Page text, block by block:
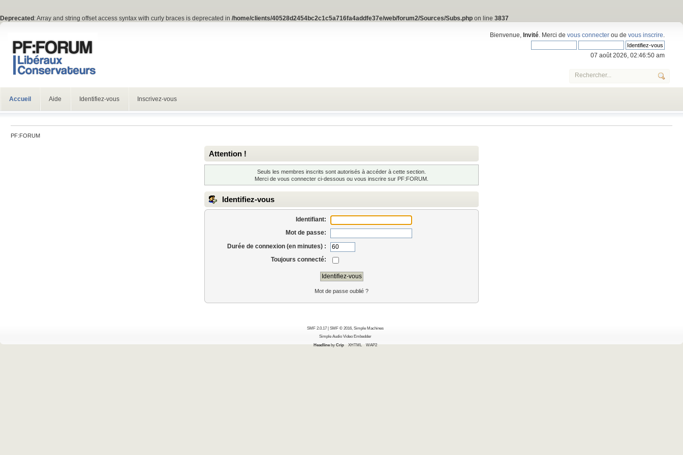
Deprecated : Array and string offset access syntax with curly braces is deprecated in /home/clients/40528d2454bc2c1c5a716fa4addfe37e/web/forum2/Sources/Subs.php on line 3837
Bienvenue,Invité . Merci devous connecter ou devous inscrire
07 août 2026, 02:46:50 am
Accueil Aide Identifiez-vous Inscrivez-vous
PF:FORUM
Attention !
Seuls les membres inscrits sont autorisés à accéder à cette section.
Merci de vous connecter ci-dessous ou vous inscrire sur PF:FORUM.
Identifiez-vous
Identifiant:
Mot de passe:
Durée de connexion (en minutes) :
Toujours connecté:
Mot de passe oublié ?
SMF 2.0.17 | SMF © 2016, Simple Machines
Simple Audio Video Embedder
HeadlinebyCrip XHTML WAP2